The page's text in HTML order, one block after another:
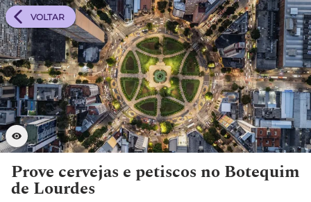
VOLTAR
Prove cervejas e petiscos no Botequim
de Lourdes